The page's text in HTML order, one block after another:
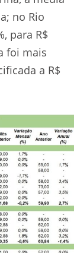
no Rio
para R$
foi mais
a R$